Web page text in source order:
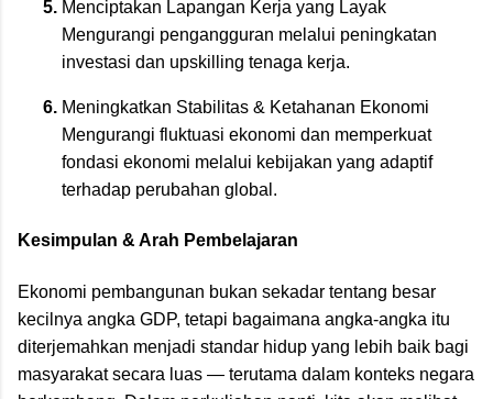
Menciptakan Lapangan Kerja yang Layak
Mengurangi pengangguran melalui peningkatan
investasi dan upskilling tenaga kerja.
Meningkatkan Stabilitas & Ketahanan Ekonomi
Mengurangi fluktuasi ekonomi dan memperkuat
fondasi ekonomi melalui kebijakan yang adaptif
terhadap perubahan global.
Kesimpulan & Arah Pembelajaran
Ekonomi pembangunan bukan sekadar tentang besar
kecilnya angka GDP, tetapi bagaimana angka-angka itu
diterjemahkan menjadi standar hidup yang lebih baik bagi
masyarakat secara luas — terutama dalam konteks negara